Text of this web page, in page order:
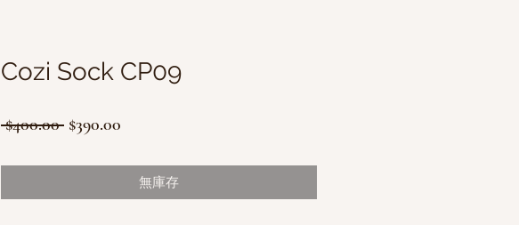
Cozi Sock CP09
$400.00 一
格
$390.00
格
無庫存